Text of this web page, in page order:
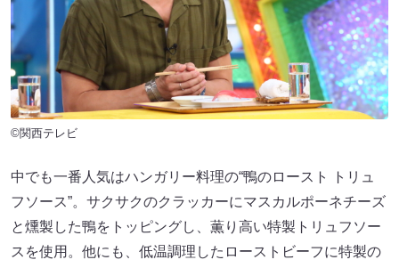
©関西テレビ
中でも一番人気はハンガリー料理の“鴨のロースト トリュ
フソース”。サクサクのクラッカーにマスカルポーネチーズ
と燻製した鴨をトッピングし、薫り高い特製トリュフソー
スを使用。他にも、低温調理したローストビーフに特製の